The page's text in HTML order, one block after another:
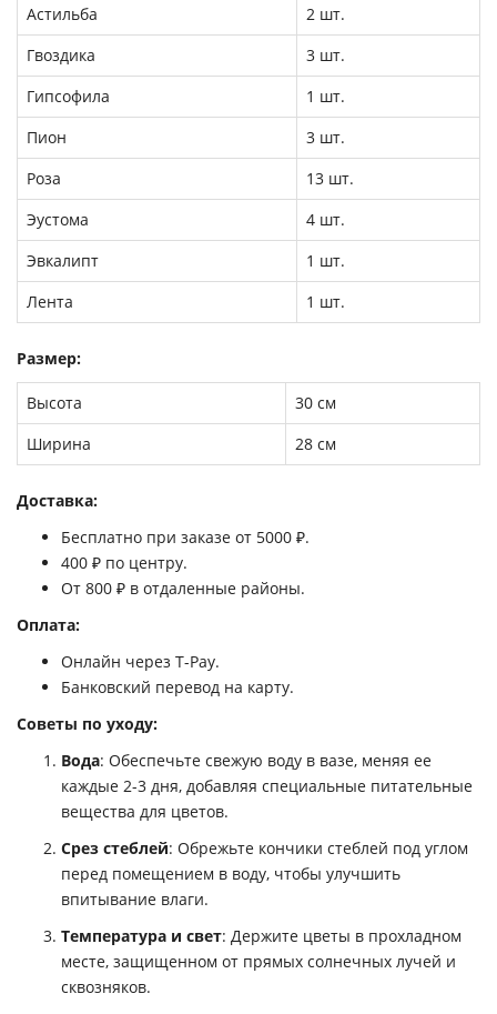
Астильба
2 шт.
Гвоздика
3 шт.
Гипсофила
1 шт.
Пион
3 шт.
Роза
13 шт.
Эустома
4 шт.
Эвкалипт
1 шт.
Лента
1 шт.
Размер:
Высота
30 см
Ширина
28 см
Доставка:
Бесплатно при заказе от 5000 ₽.
400 ₽ по центру.
От 800 ₽ в отдаленные районы.
Оплата:
Онлайн через T-Pay.
Банковский перевод на карту.
Советы по уходу:
Вода: Обеспечьте свежую воду в вазе, меняя ее
каждые 2-3 дня, добавляя специальные питательные
вещества для цветов.
Срез стеблей: Обрежьте кончики стеблей под углом
перед помещением в воду, чтобы улучшить
впитывание влаги.
Температура и свет: Держите цветы в прохладном
месте, защищенном от прямых солнечных лучей и
сквозняков.